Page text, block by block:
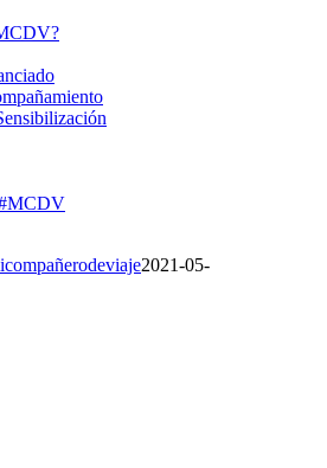
#MCDV
2021-05-